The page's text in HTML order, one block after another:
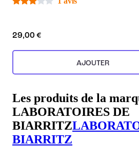
29,00 €
AJOUTER
Les produits de la
LABORATOIRES DE
BIARRITZ
BIARRITZ